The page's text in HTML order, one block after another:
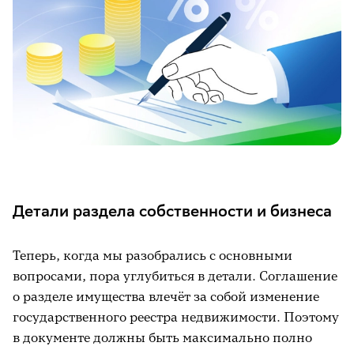
Детали раздела собственности и бизнеса
Теперь, когда мы разобрались с основными
вопросами, пора углубиться в детали. Соглашение
о разделе имущества влечёт за собой изменение
государственного реестра недвижимости. Поэтому
в документе должны быть максимально полно